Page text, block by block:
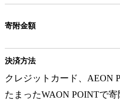
寄附金額
決済方法
クレジットカード、AEON
たまったWAON POINTで寄